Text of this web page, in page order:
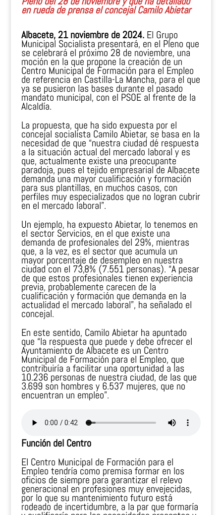
en rueda de prensa el concejal Camilo Abietar
Albacete, 21 noviembre de 2024.El Grupo
Municipal Socialista presentará, en el Pleno que
se celebrará el próximo 28 de noviembre, una
moción en la que propone la creación de un
Centro Municipal de Formación para el Empleo
de referencia en Castilla-La Mancha, para el que
ya se pusieron las bases durante el pasado
mandato municipal, con el PSOE al frente de la
Alcaldía.
La propuesta, que ha sido expuesta por el
concejal socialista Camilo Abietar, se basa en la
necesidad de que “nuestra ciudad dé respuesta
a la situación actual del mercado laboral y es
que, actualmente existe una preocupante
paradoja, pues el tejido empresarial de Albacete
demanda una mayor cualificación y formación
para sus plantillas, en muchos casos, con
perfiles muy especializados que no logran cubrir
en el mercado laboral”.
Un ejemplo, ha expuesto Abietar, lo tenemos en
el sector Servicios, en el que existe una
demanda de profesionales del 29%, mientras
que, a la vez, es el sector que acumula un
mayor porcentaje de desempleo en nuestra
ciudad con el 73,8% (7.551 personas). “A pesar
de que estos profesionales tienen experiencia
previa, probablemente carecen de la
cualificación y formación que demanda en la
actualidad el mercado laboral”, ha señalado el
concejal.
En este sentido, Camilo Abietar ha apuntado
que “la respuesta que puede y debe ofrecer el
Ayuntamiento de Albacete es un Centro
Municipal de Formación para el Empleo, que
contribuiría a facilitar una oportunidad a las
10.236 personas de nuestra ciudad, de las que
3.699 son hombres y 6.537 mujeres, que no
encuentran un empleo”.
Función del Centro
El Centro Municipal de Formación para el
Empleo tendría como premisa formar en los
oficios de siempre para garantizar el relevo
generacional en profesiones muy envejecidas,
por lo que su mantenimiento futuro está
rodeado de incertidumbre, a la par que formaría